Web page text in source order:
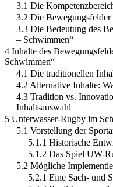
3.1 Die
3.2 Die Bewegungsfelder
3.3 Die Bedeutung des
– Schwimmen“
4 Inhalte des
Schwimmen“
4.1 Die traditionellen
4.2 Alternative Inhalte:
4.3 Tradition vs.
Inhaltsauswahl
5 Unterwasser-Rugby im
5.1 Vorstellung der
5.1.1 Historische
5.1.2 Das Spiel UW-
5.2 Mögliche
5.2.1 Eine Sach- und